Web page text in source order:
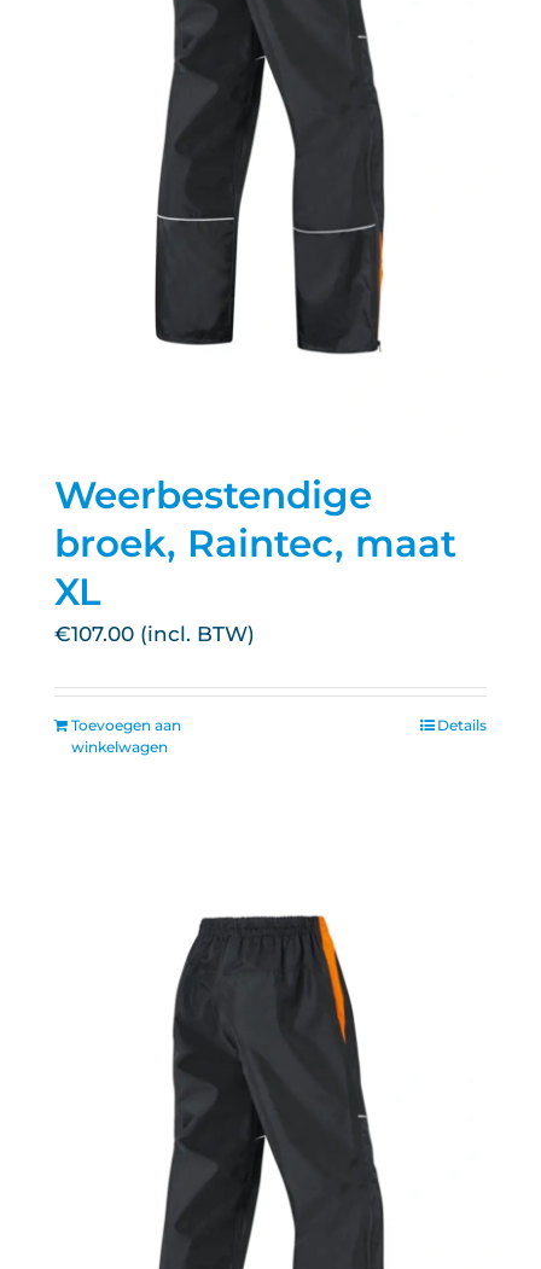
Weerbestendige
broek, Raintec, maat
XL
€107.00
Toevoegen aan
winkelwagen
Details